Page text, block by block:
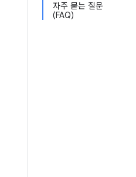
자주 묻는 질문
(FAQ)